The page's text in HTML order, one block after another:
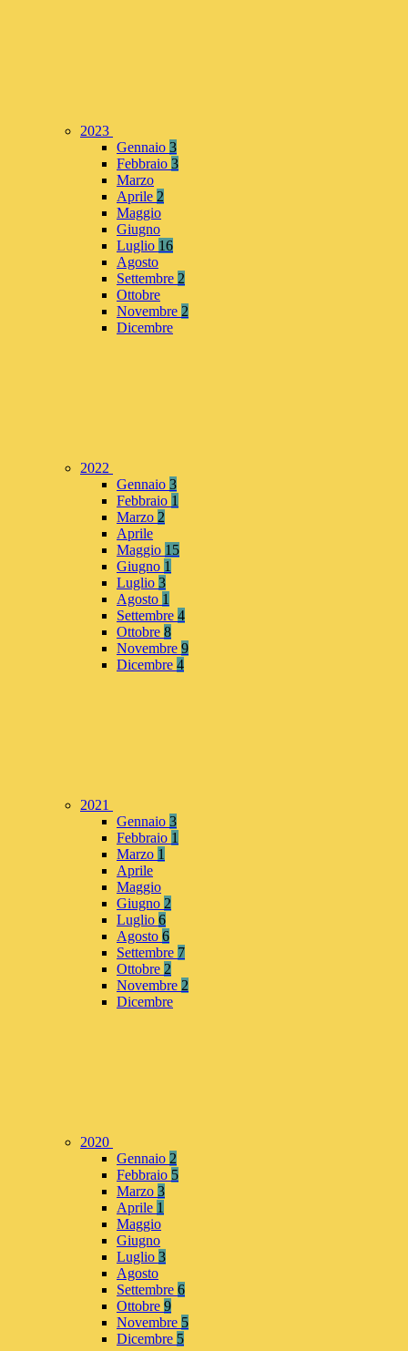
2023
Gennaio 3
Febbraio 3
Marzo
Aprile 2
Maggio
Giugno
Luglio 16
Agosto
Settembre 2
Ottobre
Novembre 2
Dicembre
2022
Gennaio 3
Febbraio 1
Marzo 2
Aprile
Maggio 15
Giugno 1
Luglio 3
Agosto 1
Settembre 4
Ottobre 8
Novembre 9
Dicembre 4
2021
Gennaio 3
Febbraio 1
Marzo 1
Aprile
Maggio
Giugno 2
Luglio 6
Agosto 6
Settembre 7
Ottobre 2
Novembre 2
Dicembre
2020
Gennaio 2
Febbraio 5
Marzo 3
Aprile 1
Maggio
Giugno
Luglio 3
Agosto
Settembre 6
Ottobre 9
Novembre 5
Dicembre 5